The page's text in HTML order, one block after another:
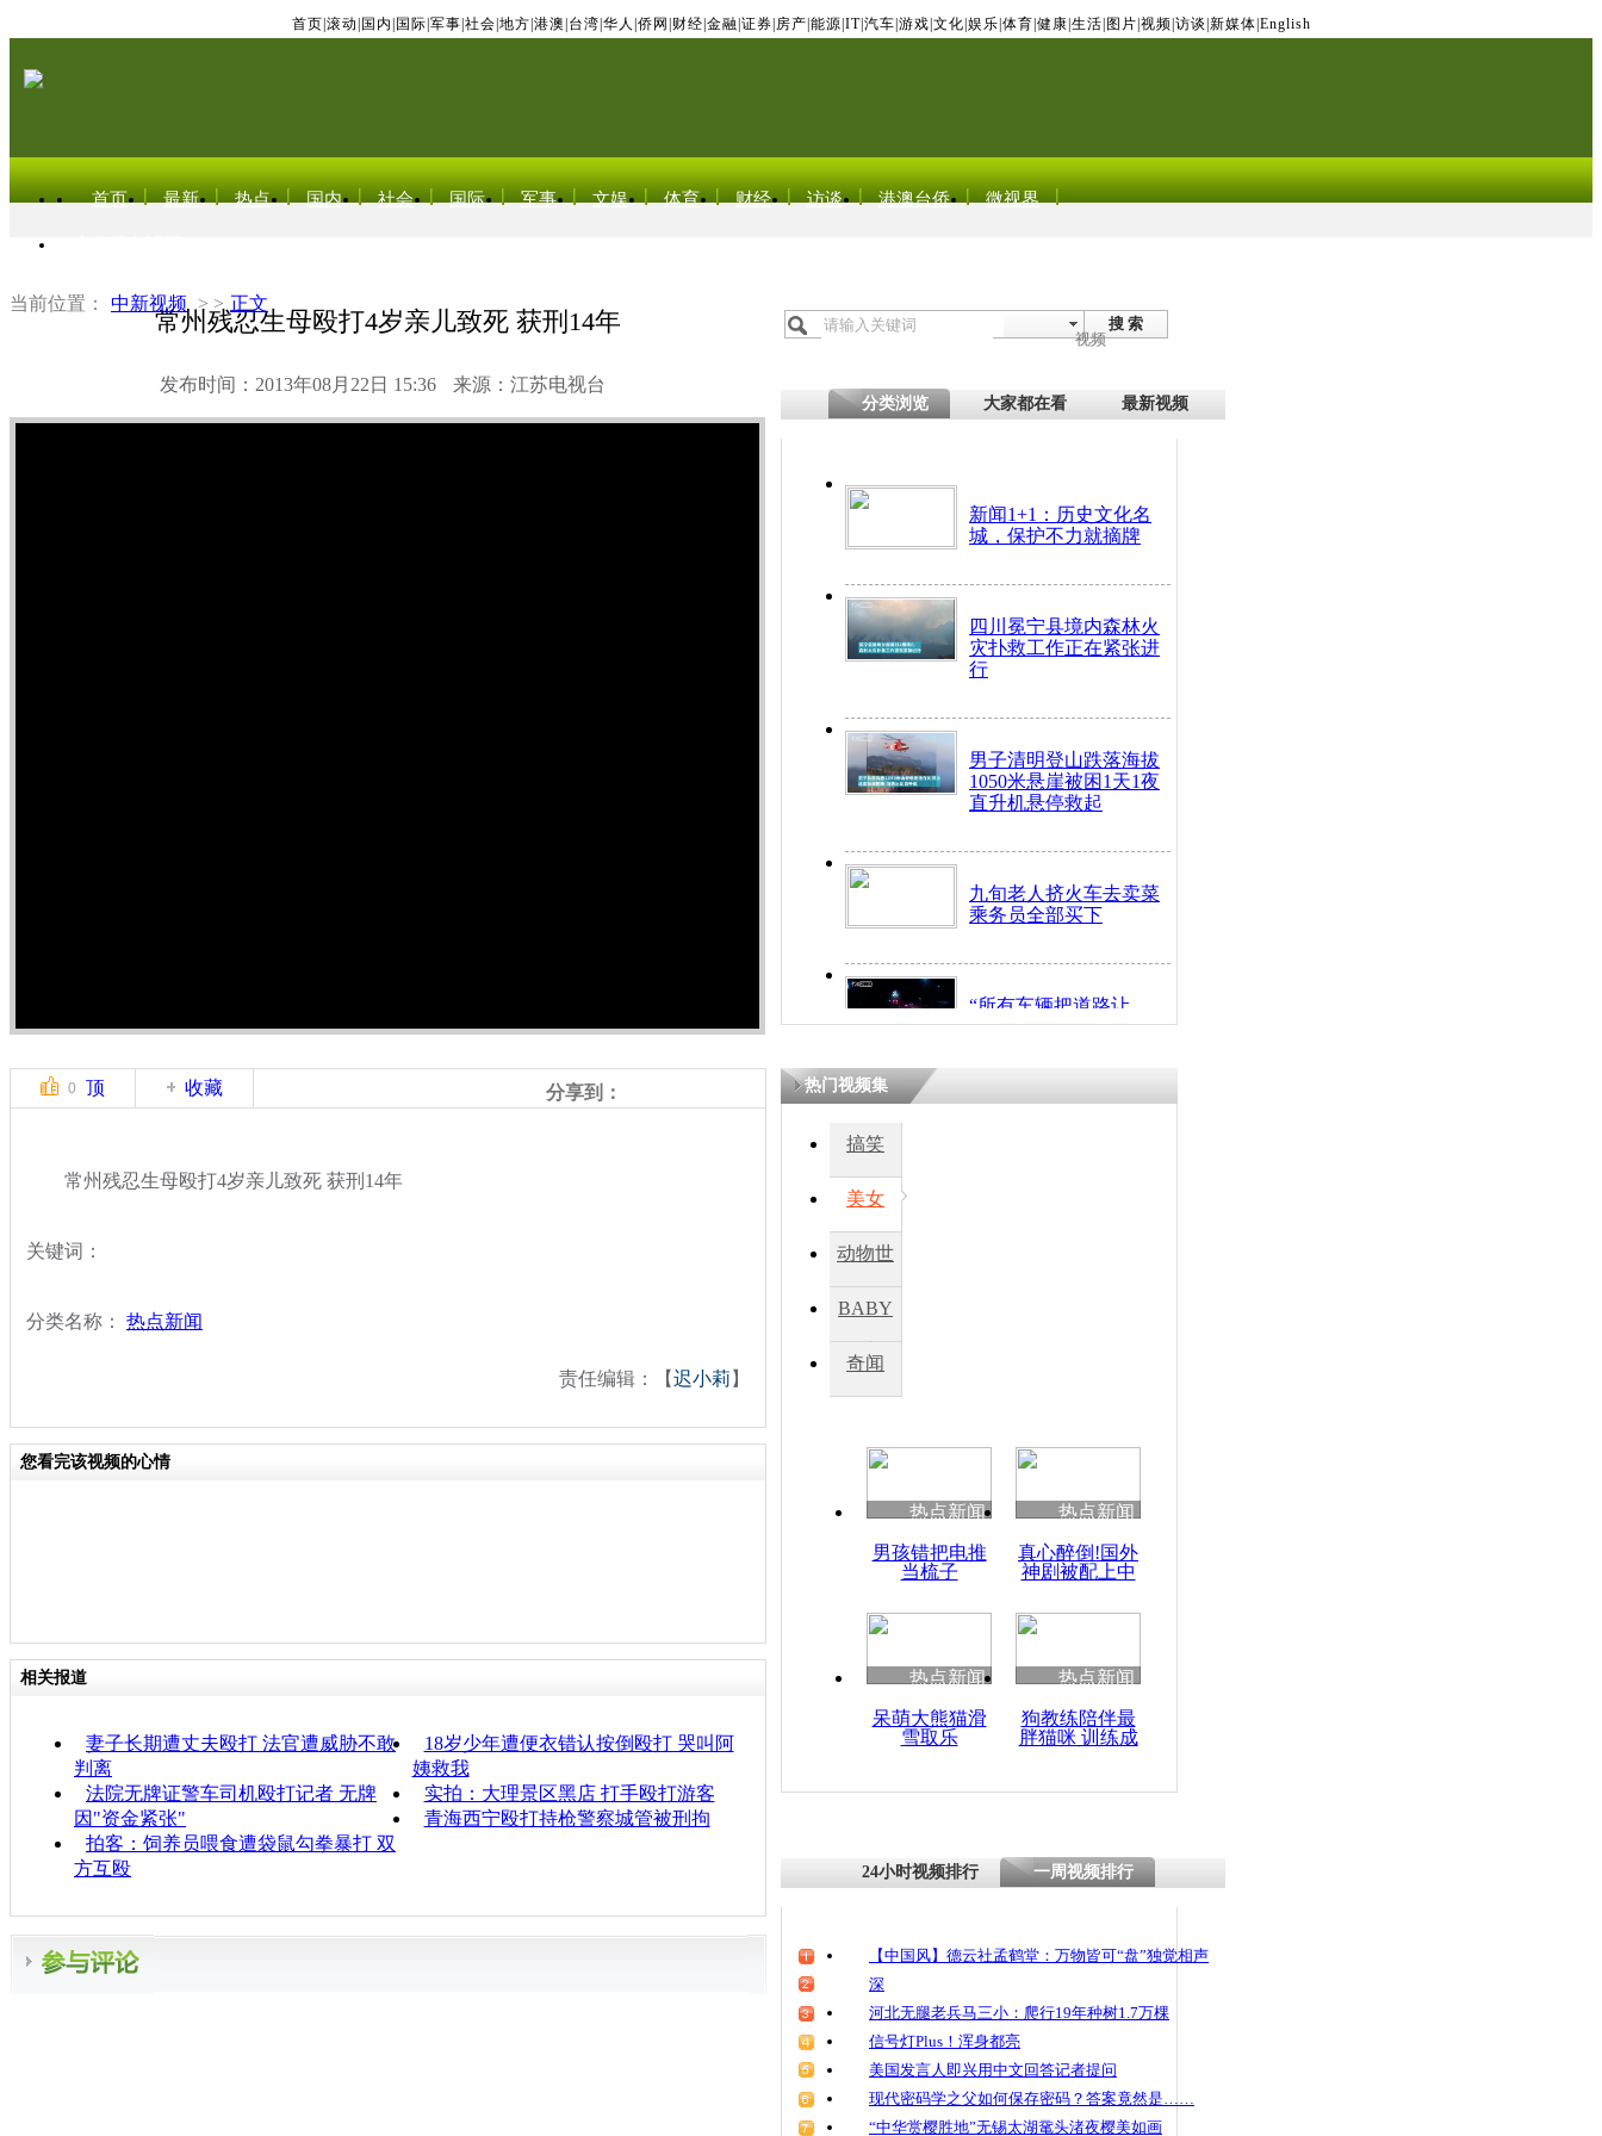
首页 滚动 国内 国际 军事 社会 地方 港澳 台湾 华人 侨网 财经 金融 证券 房产 能源 IT| 汽车 游戏 文化 娱乐 体育 健康 生活 图片 视频 访谈 新媒体 English
首页 最新 热点 国内 社会 国际 军事 文娱 体育 财经 访谈 港澳台侨 微视界
当前位置： 中新视频 > > 正文
常州残忍生母殴打4岁亲儿致死 获刑14年
发布时间：2013年08月22日 15:36 来源：江苏电视台
搜 索
视频
分类浏览 大家都在看 最新视频
新闻1+1：历史文化名
城，保护不力就摘牌
四川冕宁县境内森林火
灾扑救工作正在紧张进
行
男子清明登山跌落海拔
1050米悬崖被困1天1夜
直升机悬停救起
九旬老人挤火车去卖菜
乘务员全部买下
“所有车辆把道路让
开！”儿童突发疾病交
四川兴文苗乡上万人欢
度苗族花山节
清明祭英烈 哀思悼忠
常州残忍生母殴打4岁
0 顶 收藏 分享到：
常州残忍生母殴打4岁亲儿致死 获刑14年
关键词：
分类名称： 热点新闻
责任编辑：【迟小莉 】
您看完该视频的心情
相关报道
妻子长期遭丈夫殴打 法官遭威胁不敢
判离
18岁少年遭便衣错认按倒殴打 哭叫阿
姨救我
法院无牌证警车司机殴打记者 无牌
因"资金紧张"
实拍：大理景区黑店 打手殴打游客
青海西宁殴打持枪警察城管被刑拘
拍客：饲养员喂食遭袋鼠勾拳暴打 双
方互殴
热门视频集
搞笑
美女
动物世
BABY
秀
奇闻
热点新闻
男孩错把电推
当梳子
热点新闻
真心醉倒!国外
神剧被配上中
热点新闻
呆萌大熊猫滑
雪取乐
热点新闻
狗教练陪伴最
胖猫咪 训练成
24小时视频排行 一周视频排行
【中国风】德云社孟鹤堂：万物皆可“盘”独觉相声
深
河北无腿老兵马三小：爬行19年种树1.7万棵
信号灯Plus！浑身都亮
美国发言人即兴用中文回答记者提问
现代密码学之父如何保存密码？答案竟然是……
“中华赏樱胜地”无锡太湖鼋头渚夜樱美如画